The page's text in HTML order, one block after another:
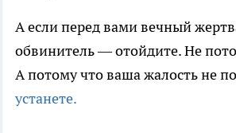
А если перед вами вечный
обвинитель — отойдите. Не
А потому что ваша жалость не
устанете.